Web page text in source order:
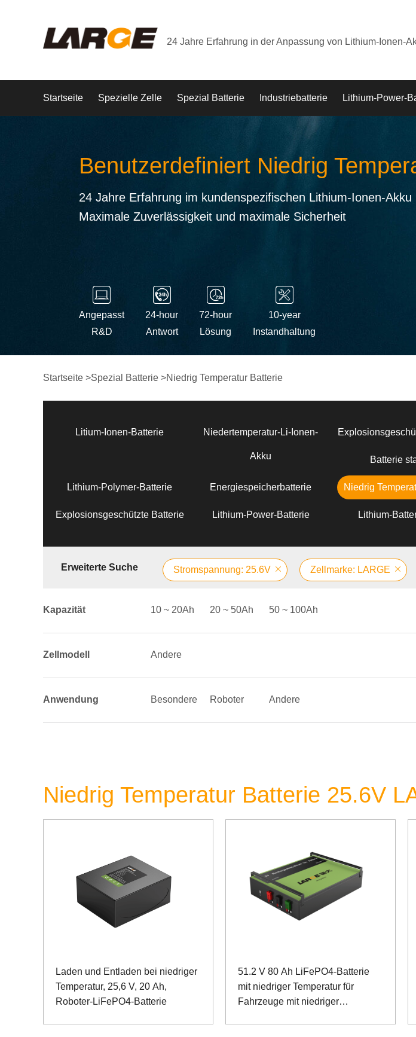
24 Jahre Erfahrung in der Anpassung von Lithium-Ionen-
Startseite Spezielle Zelle Spezial Batterie Industriebatterie Lithium-Power-
Benutzerdefiniert Niedrig
24 Jahre Erfahrung im kundenspezifischen Lithium-Ionen-Akku
Maximale Zuverlässigkeit und maximale Sicherheit
Angepasst
R&D
24-hour
Antwort
72-hour
Lösung
10-year
Instandhaltung
Startseite >Spezial Batterie >Niedrig Temperatur Batterie
Litium-Ionen-Batterie Niedertemperatur-Li-Ionen-
Akku Batterie
Lithium-Polymer-Batterie Energiespeicherbatterie Niedrig
Explosionsgeschützte Batterie Lithium-Power-Batterie Lithium-
Erweiterte Suche Stromspannung: 25.6V Zellmarke: LARGE
Kapazität 10 ~ 20Ah 20 ~ 50Ah 50 ~ 100Ah
Zellmodell Andere
Anwendung Besondere Roboter Andere
Niedrig Temperatur Batterie 25.6V
Laden und Entladen bei niedriger
Temperatur, 25,6 V, 20 Ah,
Roboter-LiFePO4-Batterie
51.2 V 80 Ah LiFePO4-Batterie
mit niedriger Temperatur für
Fahrzeuge mit niedriger